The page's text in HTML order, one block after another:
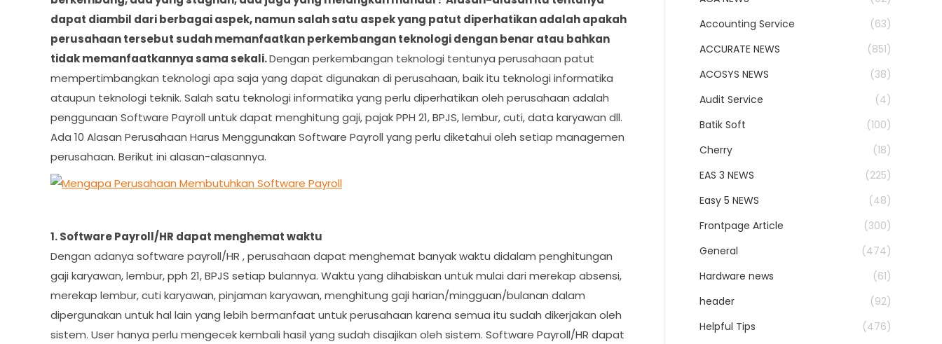
dapat diambil dari berbagai aspek, namun salah satu aspek yang patut diperhatikan adalah apakah
perusahaan tersebut sudah memanfaatkan perkembangan teknologi dengan benar atau bahkan
tidak memanfaatkannya sama sekali.Dengan perkembangan teknologi tentunya perusahaan patut
mempertimbangkan teknologi apa saja yang dapat digunakan di perusahaan, baik itu teknologi informatika
ataupun teknologi teknik. Salah satu teknologi informatika yang perlu diperhatikan oleh perusahaan adalah
penggunaan Software Payroll untuk dapat menghitung gaji, pajak PPH 21, BPJS, lembur, cuti, data karyawan dll.
Ada 10 Alasan Perusahaan Harus Menggunakan Software Payroll yang perlu diketahui oleh setiap managemen
perusahaan. Berikut ini alasan-alasannya.
1. Software Payroll/HR dapat menghemat waktu
Dengan adanya software payroll/HR , perusahaan dapat menghemat banyak waktu didalam penghitungan
gaji karyawan, lembur, pph 21, BPJS setiap bulannya. Waktu yang dihabiskan untuk mulai dari merekap absensi,
merekap lembur, cuti karyawan, pinjaman karyawan, menghitung gaji harian/mingguan/bulanan dalam
dipergunakan untuk hal lain yang lebih bermanfaat untuk perusahaan karena semua itu sudah dikerjakan oleh
sistem. User hanya perlu mengecek kembali hasil yang sudah disajikan oleh sistem. Software Payroll/HR dapat
Accounting Service
(63)
ACCURATE NEWS
(851)
ACOSYS NEWS
(38)
Audit Service
(4)
Batik Soft
(100)
Cherry
(18)
EAS 3 NEWS
(225)
Easy 5 NEWS
(48)
Frontpage Article
(300)
General
(474)
Hardware news
(61)
header
(92)
Helpful Tips
(476)